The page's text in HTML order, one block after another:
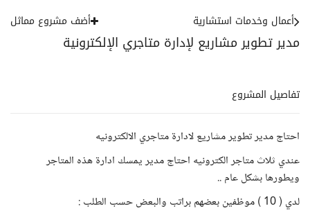
مدير تطوير مشاريع لإدارة متاجري الإلكترونية
أعمال وخدمات استشارية أضف مشروع مماثل
تفاصيل المشروع
احتاج مدير تطوير مشاريع لادارة متاجري الالكترونيه
عندي ثلاث متاجر الكترونيه احتاج مدير يمسك ادارة هذه المتاجر
ويطورها بشكل عام ..
لدي ( 10 ) موظفين بعضهم براتب والبعض حسب الطلب :